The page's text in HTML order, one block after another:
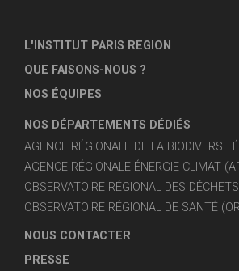
L'INSTITUT PARIS REGION
QUE FAISONS-NOUS ?
NOS ÉQUIPES
NOS DÉPARTEMENTS DÉDIÉS
AGENCE RÉGIONALE DE LA
AGENCE RÉGIONALE ÉNERGIE-CLIMAT
OBSERVATOIRE RÉGIONAL DES
OBSERVATOIRE RÉGIONAL DE SANTÉ
NOUS CONTACTER
PRESSE